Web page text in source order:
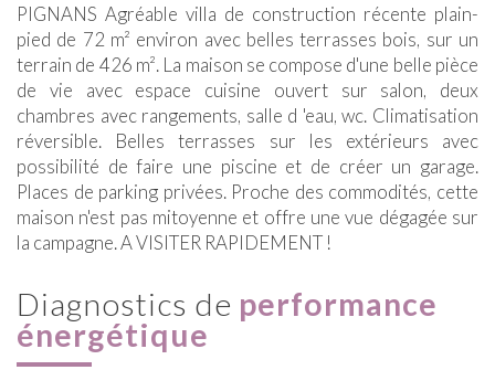
PIGNANS Agréable villa de construction récente plain-
pied de 72 m² environ avec belles terrasses bois, sur un
terrain de 426 m². La maison se compose d'une belle pièce
de vie avec espace cuisine ouvert sur salon, deux
chambres avec rangements, salle d 'eau, wc. Climatisation
réversible. Belles terrasses sur les extérieurs avec
possibilité de faire une piscine et de créer un garage.
Places de parking privées. Proche des commodités, cette
maison n'est pas mitoyenne et offre une vue dégagée sur
la campagne. A VISITER RAPIDEMENT !
diagnostics de performance
énergétique